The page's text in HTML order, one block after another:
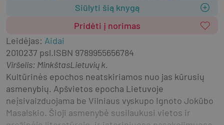
Siūlyti šią knygą
Pridėti į norimas
Leidėjas: Aidai
2010237 psl.ISBN 9789955656784
Viršelis: MinkštasLietuvių k.
Kultūrinės epochos neatskiriamos nuo jas kūrusių
asmenybių. Apšvietos epocha Lietuvoje
neįsivaizduojama be Vilniaus vyskupo Ignoto Jokūbo
Masalskio. Šioji asmenybė susilaukusi vietos ir